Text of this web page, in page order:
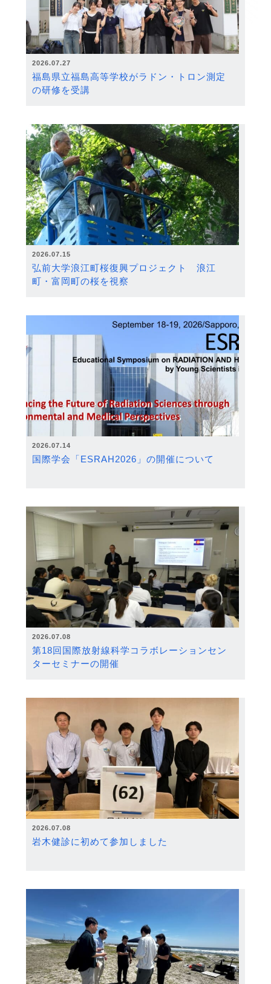
2026.07.27
福島県立福島高等学校がラドン・トロン測定
の研修を受講
2026.07.15
弘前大学浪江町桜復興プロジェクト 浪江
町・富岡町の桜を視察
2026.07.14
国際学会「ESRAH2026」の開催について
2026.07.08
第18回国際放射線科学コラボレーションセン
ターセミナーの開催
2026.07.08
岩木健診に初めて参加しました